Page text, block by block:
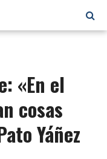
«En el
cosas
Yáñez